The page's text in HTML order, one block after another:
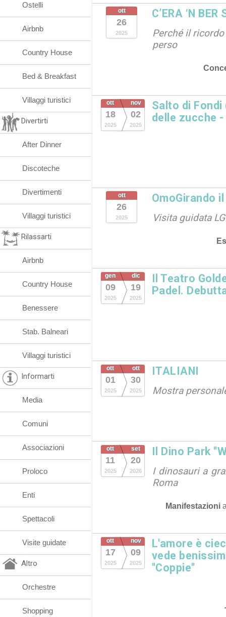
ott
26
2025
C’ERA ‘N BER
Perché il
perso
ott
18
2025
nov
02
2025
Salto di
delle zucche
ott
26
2025
OmoGirando
Visita guidata
gen
09
2025
dic
19
2025
Il Teatro
Padel.
ott
01
2025
ott
30
2025
ITALIANI
Mostra
ott
11
2025
set
20
2026
Il Dino Park
I dinosauri a
Roma
Manifestazioni
ott
17
2025
nov
09
2025
L'amore è
vede
"Coppie"
Ostelli
Airbnb
Country House
Bed & Breakfast
Villaggi turistici
Divertirti
After Dinner
Discoteche
Divertimenti
Villaggi turistici
Rilassarti
Airbnb
Country House
Benessere
Stab. Balneari
Villaggi turistici
Informarti
Media
Comuni
Associazioni
Proloco
Enti
Spettacoli
Visite guidate
Altro
Orchestre
Shopping